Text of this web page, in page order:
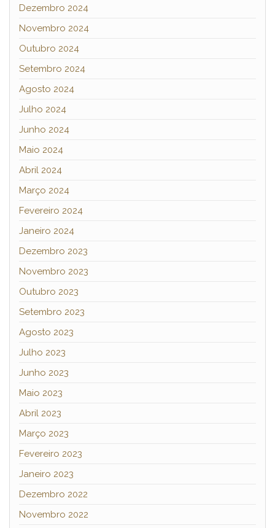
Dezembro 2024
Novembro 2024
Outubro 2024
Setembro 2024
Agosto 2024
Julho 2024
Junho 2024
Maio 2024
Abril 2024
Março 2024
Fevereiro 2024
Janeiro 2024
Dezembro 2023
Novembro 2023
Outubro 2023
Setembro 2023
Agosto 2023
Julho 2023
Junho 2023
Maio 2023
Abril 2023
Março 2023
Fevereiro 2023
Janeiro 2023
Dezembro 2022
Novembro 2022